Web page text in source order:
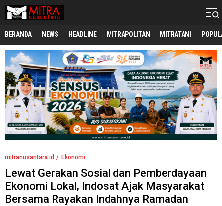
mitranusantara.id
Mitranya Masyarakat Indonesia
BERANDA NEWS HEADLINE MITRAPOLITAN MITRATANI
mitranusantara.id Ekonomi
Lewat Gerakan Sosial dan Pemberdayaan
Ekonomi Lokal, Indosat Ajak Masyarakat
Bersama Rayakan Indahnya Ramadan